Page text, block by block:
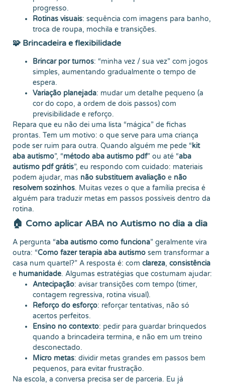
progresso.
Rotinas visuais: sequência com imagens para banho,
troca de roupa, mochila e transições.
🧩 Brincadeira e flexibilidade
Brincar por turnos: “minha vez / sua vez” com jogos
simples, aumentando gradualmente o tempo de
espera.
Variação planejada: mudar um detalhe pequeno (a
cor do copo, a ordem de dois passos) com
previsibilidade e reforço.
Repara que eu não dei uma lista “mágica” de fichas
prontas. Tem um motivo: o que serve para uma criança
pode ser ruim para outra. Quando alguém me pede “kit
aba autismo”, “método aba autismo pdf” ou até “aba
autismo pdf grátis”, eu respondo com cuidado: materiais
podem ajudar, mas não substituem avaliação e não
resolvem sozinhos. Muitas vezes o que a família precisa é
alguém para traduzir metas em passos possíveis dentro da
rotina.
🏠 Como aplicar ABA no Autismo no dia a dia
A pergunta “aba autismo como funciona” geralmente vira
outra: “Como fazer terapia aba autismo sem transformar a
casa num quartel?” A resposta é: com clareza, consistência
e humanidade. Algumas estratégias que costumam ajudar:
Antecipação: avisar transições com tempo (timer,
contagem regressiva, rotina visual).
Reforço do esforço: reforçar tentativas, não só
acertos perfeitos.
Ensino no contexto: pedir para guardar brinquedos
quando a brincadeira termina, e não em um treino
desconectado.
Micro metas: dividir metas grandes em passos bem
pequenos, para evitar frustração.
Na escola, a conversa precisa ser de parceria. Eu já